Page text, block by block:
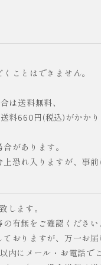
ことはできません。
は送料無料、
料660円(税込)がかかり
があります。
恐れ入りますが、事前
します。
有無をご確認ください
おりますが、万一お
内にメール・お電話で